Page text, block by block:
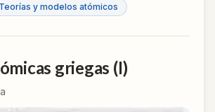
Teorías y modelos atómicos
griegas (I)